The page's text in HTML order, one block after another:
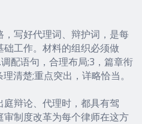
写好代理词、辩护词，是每
工作。材料的组织必须做
配语句，合理布局;3，篇章衔
清楚;重点突出，详略恰当。
辩论、代理时，都具有驾
制度改革为每个律师在这方